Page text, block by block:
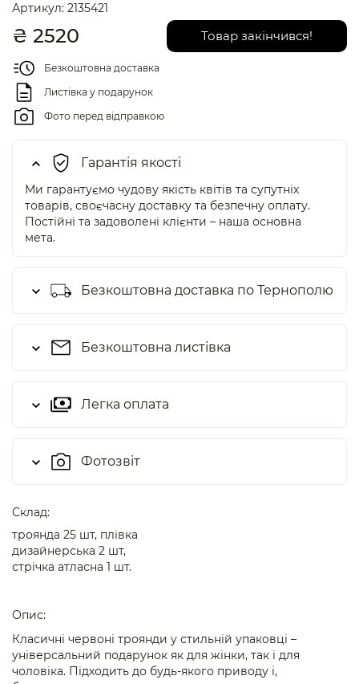
Артикул: 2135421
₴ 2520 Товар закінчився!
Безкоштовна доставка
Листівка у подарунок
Фото перед відправкою
Гарантія якості
Ми гарантуємо чудову якість квітів та супутніх
товарів, своєчасну доставку та безпечну оплату.
Постійні та задоволені клієнти – наша основна
мета.
Безкоштовна доставка по Тернополю
Безкоштовна листівка
Легка оплата
Фотозвіт
Cклад:
троянда 25 шт, плівка
дизайнерська 2 шт,
стрічка атласна 1 шт.
Опис:
Класичні червоні троянди у стильній упаковці –
універсальний подарунок як для жінки, так і для
чоловіка. Підходить до будь-якого приводу і,